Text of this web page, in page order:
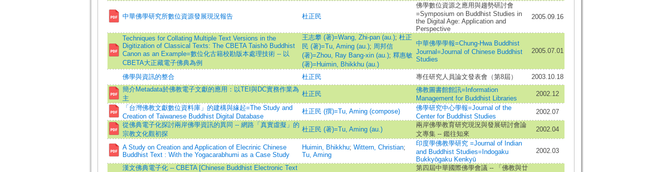
中華佛學研究所數位資源發展現況報告 杜正民
佛學數位資源之應用與趨勢研討會
=Symposium on Buddhist Studies in
the Digital Age: Application and
Perspective
2005.09.16
Techniques for Collating Multiple Text Versions in the
Digitization of Classical Texts: The CBETA Taishō Buddhist
Canon as an Example=數位化古籍校勘版本處理技術 -- 以
CBETA大正藏電子佛典為例
王志攀 (著)=Wang, Zhi-pan (au.); 杜正
民 (著)=Tu, Aming (au.); 周邦信
(著)=Zhou, Ray Bang-xin (au.); 釋惠敏
(著)=Huimin, Bhikkhu (au.)
中華佛學學報=Chung-Hwa Buddhist
Journal=Journal of Chinese Buddhist
Studies
2005.07.01
佛學與資訊的整合 杜正民 專任研究人員論文發表會（第8屆）
2003.10.18
簡介Metadata於佛教電子文獻的應用：以TEI與DC實務作業為
主
杜正民
佛教圖書館館訊=Information
Management for Buddhist Libraries
2002.12
「台灣佛教文獻數位資料庫」的建構與緣起=The Study and
Creation of Taiwanese Buddhist Digital Database
杜正民 (撰)=Tu, Aming (compose)
佛學研究中心學報=Journal of the
Center for Buddhist Studies
2002.07
從佛典電子化探討兩岸佛學資訊的異同 -- 網路「真實虛擬」的
宗教文化觀初探
杜正民 (著)=Tu, Aming (au.)
兩岸佛學教育研究現況與發展研討會論
文專集 -- 鑑往知來
2002.04
A Study on Creation and Application of Elecrinic Chinese
Buddhist Text : With the Yogacarabhumi as a Case Study
Huimin, Bhikkhu; Wittern, Christian;
Tu, Aming
印度學佛教學研究 =Journal of Indian
and Buddhist Studies=Indogaku
Bukkyōgaku Kenkyū
2002.03
漢文佛典電子化 -- CBETA [Chinese Buddhist Electronic Text
第四屆中華國際佛學會議 -- 「佛教與廿